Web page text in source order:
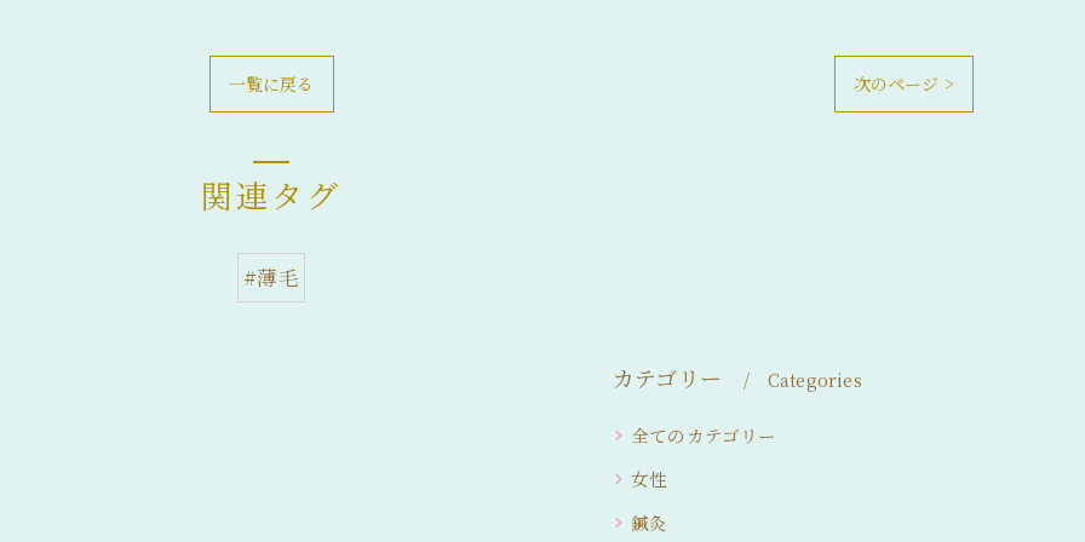
一覧に戻る 次のページ >
関連タグ
#薄毛
カテゴリー Categories
全てのカテゴリー
女性
鍼灸